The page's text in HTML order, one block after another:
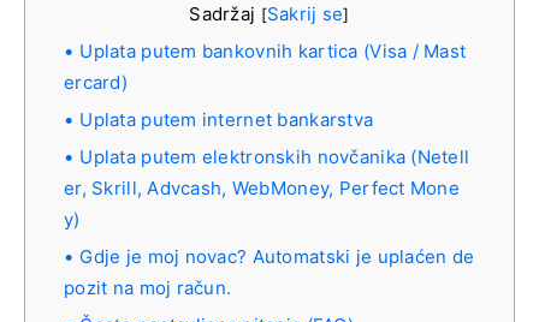
Sadržaj [Sakrij se]
Uplata putem bankovnih kartica (Visa / Mast
ercard)
Uplata putem internet bankarstva
Uplata putem elektronskih novčanika (Netell
er, Skrill, Advcash, WebMoney, Perfect Mone
y)
Gdje je moj novac? Automatski je uplaćen de
pozit na moj račun.